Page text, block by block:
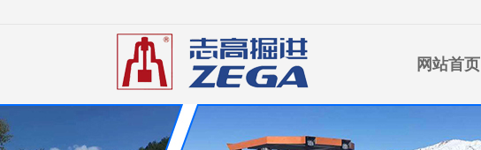
网站首页